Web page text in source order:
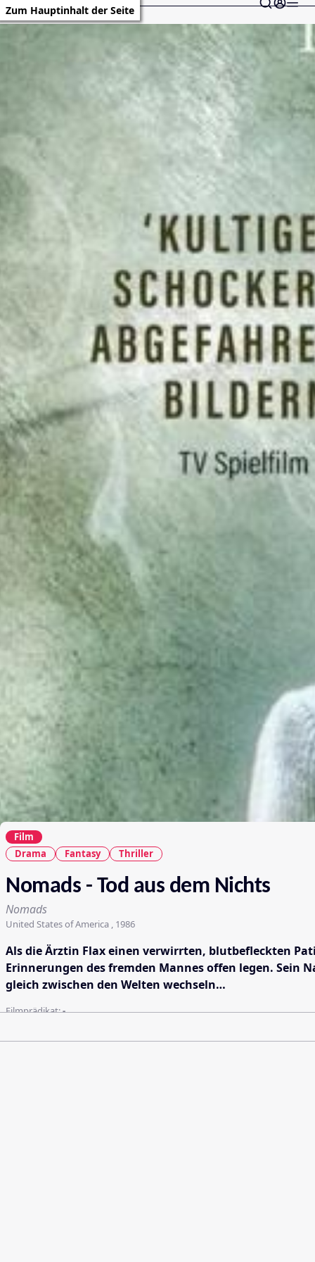
Zum Hauptinhalt der Seite
Film
Drama
Fantasy Thriller
Nomads - Tod aus dem Nichts
Nomads
United States of America , 1986
Als die Ärztin Flax einen verwirrten, blutbefleckten
Erinnerungen des fremden Mannes offen legen. Sein
gleich zwischen den Welten wechseln…
Filmprädikat:-